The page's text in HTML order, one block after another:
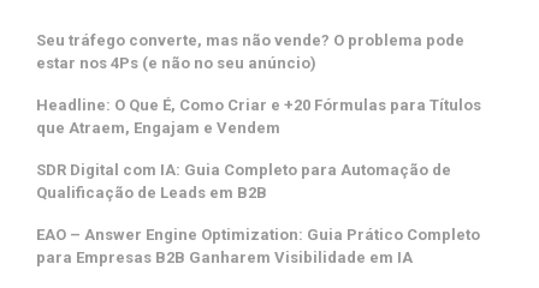
Seu tráfego converte, mas não vende? O problema pode
estar nos 4Ps (e não no seu anúncio)
Headline: O Que É, Como Criar e +20 Fórmulas para Títulos
que Atraem, Engajam e Vendem
SDR Digital com IA: Guia Completo para Automação de
Qualificação de Leads em B2B
EAO – Answer Engine Optimization: Guia Prático Completo
para Empresas B2B Ganharem Visibilidade em IA